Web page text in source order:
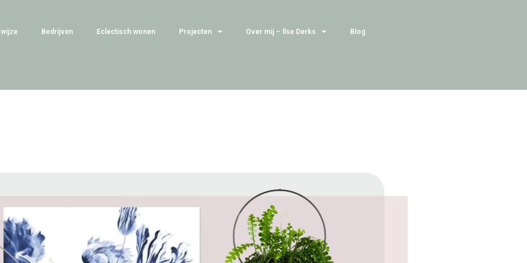
Bedrijven Eclectisch wonen Projecten Over mij – Ilse Derks Blog